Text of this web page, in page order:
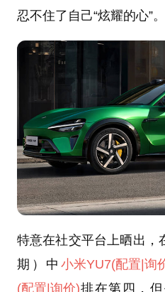
忍不住了自己“炫耀的心”。
特意在社交平台上晒出，
期）中小米YU7(配置 |询
(配置 |询价)排在第四，